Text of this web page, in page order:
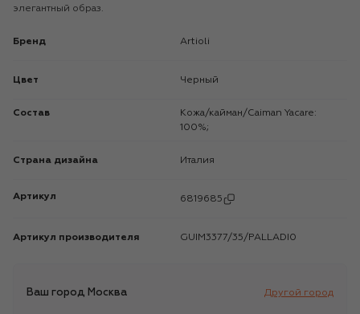
элегантный образ.
Бренд Artioli
Цвет Черный
Состав
Кожа/кайман/Caiman Yacare:
100%;
Страна дизайна Италия
Артикул 6819685
Артикул производителя GUIM3377/35/PALLADI0
Ваш город Москва Другой город